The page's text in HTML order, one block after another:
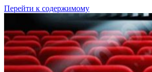
Перейти к содержимому